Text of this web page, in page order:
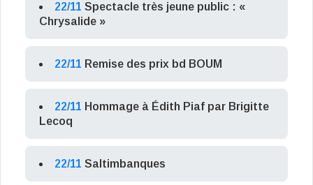
22/11 Spectacle très jeune public : «
Chrysalide »
22/11 Remise des prix bd BOUM
22/11 Hommage à Édith Piaf par Brigitte
Lecoq
22/11 Saltimbanques